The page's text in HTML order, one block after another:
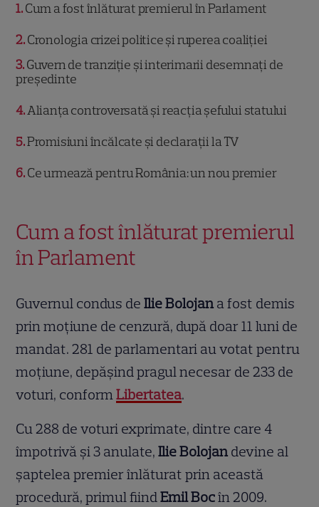
1 Cum a fost înlăturat premierul în Parlament
2 Cronologia crizei politice și ruperea coaliției
3 Guvern de tranziție și interimarii desemnați de
președinte
4 Alianța controversată și reacția șefului statului
5 Promisiuni încălcate și declarații la TV
6 Ce urmează pentru România: un nou premier
Cum a fost înlăturat premierul
în Parlament
Guvernul condus deIlie Bolojan a fost demis
prin moțiune de cenzură, după doar 11 luni de
mandat. 281 de parlamentari au votat pentru
moțiune, depășind pragul necesar de 233 de
voturi, conformLibertatea.
Cu 288 de voturi exprimate, dintre care 4
împotrivă și 3 anulate,Ilie Bolojan devine al
șaptelea premier înlăturat prin această
procedură, primul fiindEmil Bocîn 2009.